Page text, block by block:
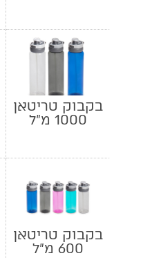
בקבוק טריטאן
1000 מ"ל
בקבוק טריטאן
600 מ"ל